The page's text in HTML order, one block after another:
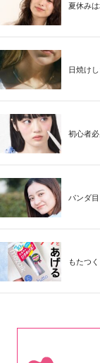
夏休み
日焼け
初心者
パンダ
もたつ